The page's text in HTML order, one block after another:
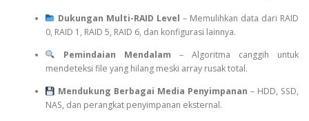
Dukungan Multi-RAID Level – Memulihkan data dari RAID
0, RAID 1, RAID 5, RAID 6, dan konfigurasi lainnya.
Pemindaian Mendalam – Algoritma canggih untuk
mendeteksi file yang hilang meski array rusak total.
Mendukung Berbagai Media Penyimpanan – HDD, SSD,
NAS, dan perangkat penyimpanan eksternal.